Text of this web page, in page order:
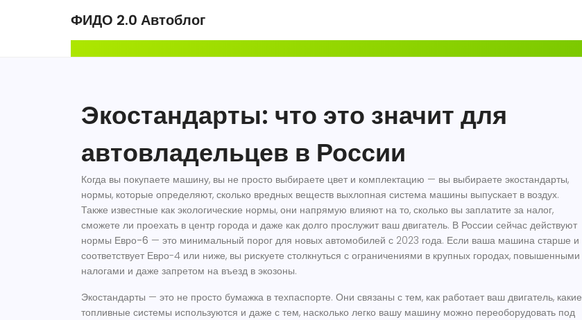
ФИДО 2.0 Автоблог
Экостандарты: что это значит для
автовладельцев в России
Когда вы покупаете машину, вы не просто выбираете цвет и комплектацию — вы выбираете экостандарты,
нормы, которые определяют, сколько вредных веществ выхлопная система машины выпускает в воздух.
Также известные как экологические нормы, они напрямую влияют на то, сколько вы заплатите за налог,
сможете ли проехать в центр города и даже как долго прослужит ваш двигатель. В России сейчас действуют
нормы Евро-6 — это минимальный порог для новых автомобилей с 2023 года. Если ваша машина старше и
соответствует Евро-4 или ниже, вы рискуете столкнуться с ограничениями в крупных городах, повышенными
налогами и даже запретом на въезд в экозоны.
Экостандарты — это не просто бумажка в техпаспорте. Они связаны с тем, как работает ваш двигатель, какие
топливные системы используются и даже с тем, насколько легко вашу машину можно переоборудовать под